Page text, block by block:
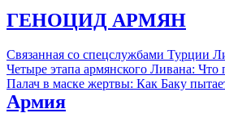
ГЕНОЦИД АРМЯН
Связанная со спецслужбами Турции
Четыре этапа армянского Ливана:
Палач в маске жертвы: Как Баку
Армия